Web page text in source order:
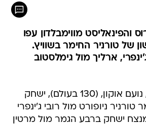
והפינאליסט מווימבלדון עפו
של טורניר החימר בשוויץ.
ארליך מול גימלסטוב
הטניסאי הישראלי, נועם אוקון, (130 בעולם), ישחק
טורניר ניופורט מול רובי ג'ינפרי
(124). המנצח ישחק ברבע הגמר מול מרטין